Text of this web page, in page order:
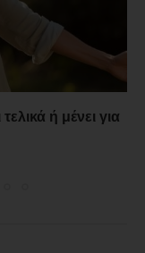
ή μένει για